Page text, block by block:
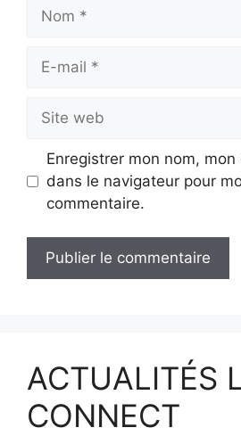
mail
web
Enregistrer mon nom,
dans le navigateur pour
commentaire.
ACTUALITÉS
CONNECT